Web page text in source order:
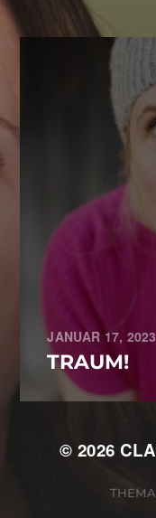
JANUAR 17, 2023
TRAUM!
© 2026